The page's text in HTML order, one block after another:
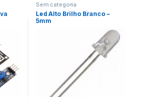
Sem categoria
Led Alto Brilho Branco –
5mm